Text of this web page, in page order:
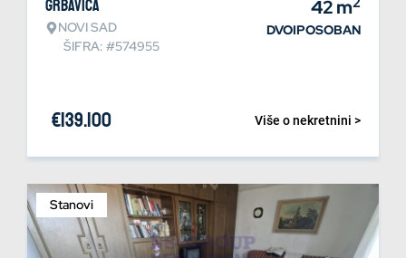
Grbavica
NOVI SAD
ŠIFRA: #574955
42m
DVOIPOSOBAN
Više o nekretnini >
€139.100
Stanovi